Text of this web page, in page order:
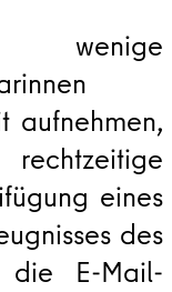
aufnehmen,
eines
des
die E-Mail-